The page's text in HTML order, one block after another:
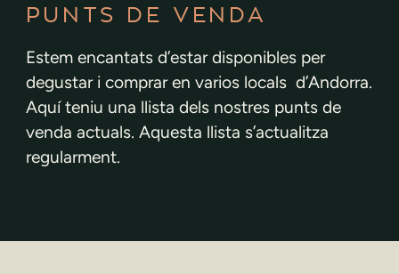
PUNTS DE VENDA
Estem encantats d’estar disponibles per
degustar i comprar en varios locals d’Andorra.
Aquí teniu una llista dels nostres punts de
venda actuals. Aquesta llista s’actualitza
regularment.